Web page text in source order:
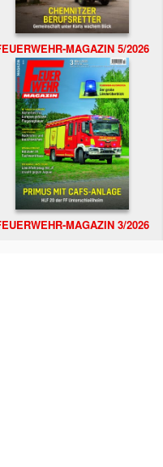
MAGAZIN 5/2026
MAGAZIN 3/2026